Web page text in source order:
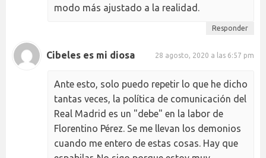
modo más ajustado a la realidad.
Responder
Cibeles es mi diosa 28 agosto, 2020 a las 6:57 pm
Ante esto, solo puedo repetir lo que he dicho
tantas veces, la política de comunicación del
Real Madrid es un "debe" en la labor de
Florentino Pérez. Se me llevan los demonios
cuando me entero de estas cosas. Hay que